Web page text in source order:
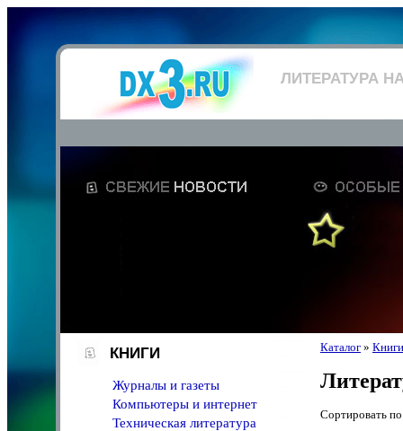
ЛИТЕРАТУРА
КНИГИ
Журналы и газеты
Компьютеры и интернет
Техническая литература
Каталог » Книги
Сортировать